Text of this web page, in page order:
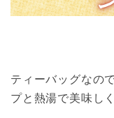
ティーバッグなの
プと熱湯で美味し